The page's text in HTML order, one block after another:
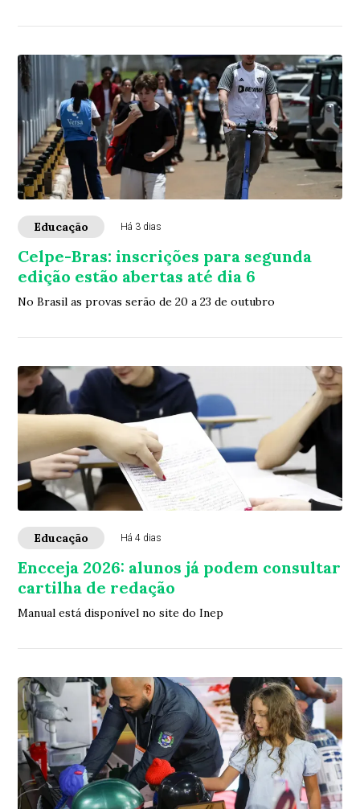
Educação Há 3 dias
Celpe-Bras: inscrições para segunda
edição estão abertas até dia 6
No Brasil as provas serão de 20 a 23 de outubro
Educação Há 4 dias
Encceja 2026: alunos já podem consultar
cartilha de redação
Manual está disponível no site do Inep